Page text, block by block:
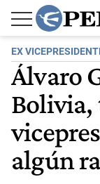
EX
Álvaro
Bolivia,
algún